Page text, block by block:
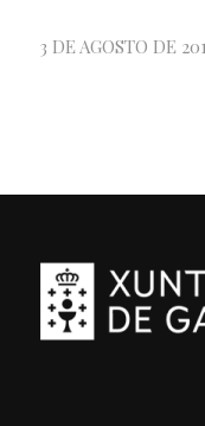
3 DE AGOSTO DE